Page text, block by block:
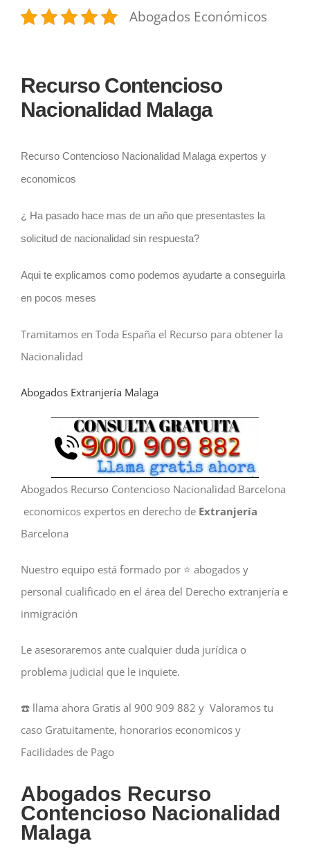
Abogados Económicos
Recurso Contencioso
Nacionalidad Malaga
Recurso Contencioso Nacionalidad Malaga expertos y
economicos
¿ Ha pasado hace mas de un año que presentastes la
solicitud de nacionalidad sin respuesta?
Aqui te explicamos como podemos ayudarte a conseguirla
en pocos meses
Tramitamos en Toda España el Recurso para obtener la
Nacionalidad
Abogados Extranjería Malaga
Abogados Recurso Contencioso Nacionalidad Barcelona
economicos expertos en derecho de Extranjería
Barcelona
Nuestro equipo está formado por ⭐️ abogados y
personal cualificado en el área del Derecho extranjería e
inmigración
Le asesoraremos ante cualquier duda jurídica o
problema judicial que le inquiete.
☎️ llama ahora Gratis al 900 909 882 y Valoramos tu
caso Gratuitamente, honorarios economicos y
Facilidades de Pago
Abogados Recurso
Contencioso Nacionalidad
Malaga